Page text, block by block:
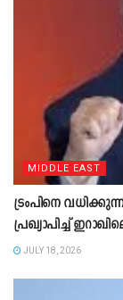
MIDDLE EAST
ട്രംപിനെ
പ്രഖ്യാപിച്ച്
JULY 18, 2026